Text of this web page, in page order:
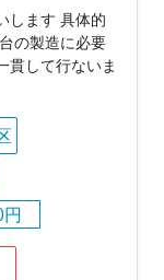
します 具体的
の製造に必要
貫して行ないま